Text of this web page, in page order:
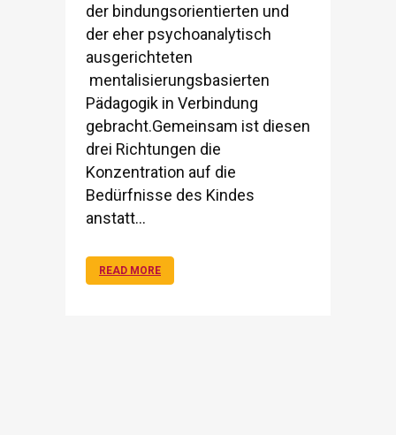
der bindungsorientierten und
der eher psychoanalytisch
ausgerichteten
mentalisierungsbasierten
Pädagogik in Verbindung
gebracht.Gemeinsam ist diesen
drei Richtungen die
Konzentration auf die
Bedürfnisse des Kindes
anstatt...
READ MORE